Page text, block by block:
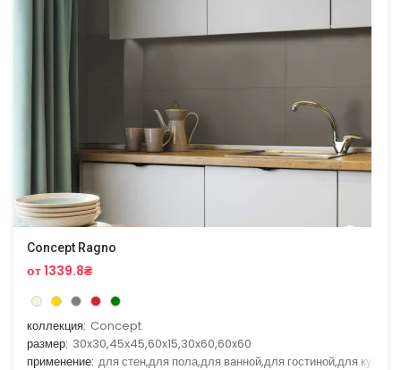
Concept Ragno
от 1339.8₴
коллекция: Concept
размер: 30x30,45x45,60x15,30x60,60x60
применение: для стен,для пола,для ванной,для гостиной,для кухни